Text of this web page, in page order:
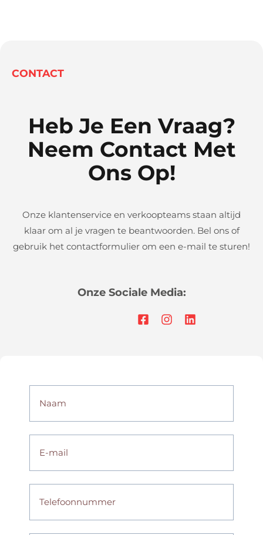
CONTACT
Heb Je Een Vraag?
Neem Contact Met
Ons Op!
Onze klantenservice en verkoopteams staan altijd
klaar om al je vragen te beantwoorden. Bel ons of
gebruik het contactformulier om een e-mail te sturen!
Onze Sociale Media: